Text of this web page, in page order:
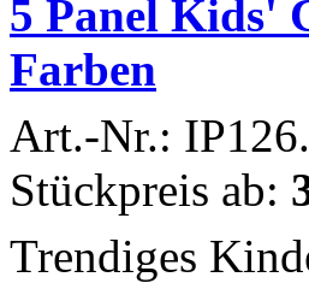
5 Panel Kids'
Farben
Art.-Nr.:
Stückpreis ab:
Trendiges